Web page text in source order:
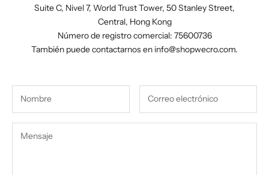
Suite C, Nivel 7, World Trust Tower, 50 Stanley Street,
Central, Hong Kong
Número de registro comercial: 75600736
También puede contactarnos en info@shopwecro.com.